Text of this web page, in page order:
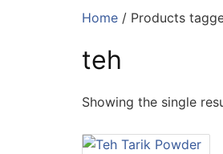
Home / Products
teh
Showing the single